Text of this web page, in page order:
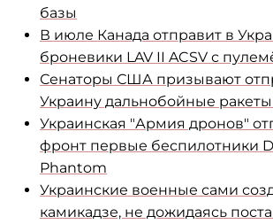
базы
В июле Канада отправит в
броневики LAV II ACSV с
Сенаторы США призывают
Украину дальнобойные ракеты
Украинская "Армия дронов"
фронт первые беспилотники
Phantom
Украинские военные сами
камикадзе, не дожидаясь